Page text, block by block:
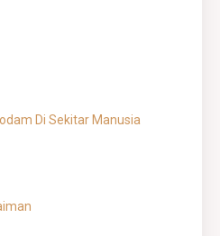
Di Sekitar Manusia